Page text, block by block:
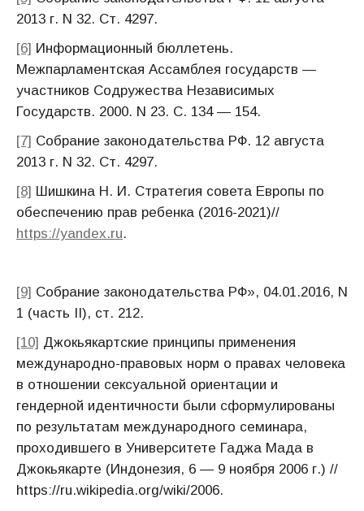
2013 г. N 32. Ст. 4297.
[6] Информационный бюллетень.
Межпарламентская Ассамблея государств —
участников Содружества Независимых
Государств. 2000. N 23. С. 134 — 154.
[7] Собрание законодательства РФ. 12 августа
2013 г. N 32. Ст. 4297.
[8] Шишкина Н. И. Стратегия совета Европы по
обеспечению прав ребенка (2016-2021)//
https://yandex.ru.
[9] Собрание законодательства РФ», 04.01.2016, N
1 (часть II), ст. 212.
[10] Джокьякартские принципы применения
международно-правовых норм о правах человека
в отношении сексуальной ориентации и
гендерной идентичности были сформулированы
по результатам международного семинара,
проходившего в Университете Гаджа Мада в
Джокьякарте (Индонезия, 6 — 9 ноября 2006 г.) //
https://ru.wikipedia.org/wiki/2006.